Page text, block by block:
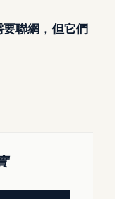
聯網，但它們